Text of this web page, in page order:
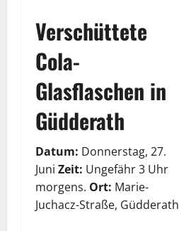
Verschüttete
Cola-
Glasflaschen in
Güdderath
Datum: Donnerstag, 27.
Juni Zeit: Ungefähr 3 Uhr
morgens. Ort: Marie-
Juchacz-Straße, Güdderath